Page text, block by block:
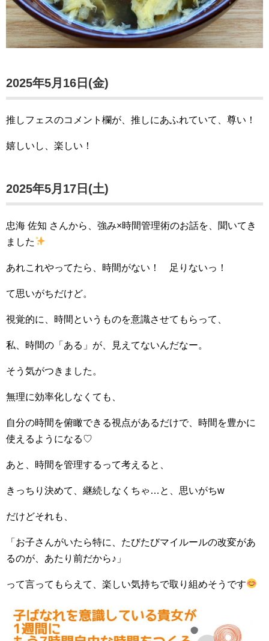
2025年5月16日(金)
推しフェスのコメント欄が、推しにあふれていて、尊い！
嬉しいし、楽しい！
2025年5月17日(土)
忠海 佐知 さんから、強み×時間管理術のお話を、聞いてき
ました
あれこれやってたら、時間がない！ 足りないっ！
て思いがちだけど。
視覚的に、時間というものを意識させてもらって、
私、時間の「ある」が、見えてないんだなー。
そう気がつきました。
無理に効率化しなくても、
自分の時間を俯瞰できる視点があるだけで、時間を豊かに
使えるようになる♡
あと、時間を管理するって考えると、
きっちり決めて、継続しなくちゃ…と、思いがちw
だけどそれも、
「お子さんがいたら特に、たびたびマイルールの改変があ
るのが、あたり前だから♪」
って言ってもらえて、楽しい気持ちで取り組めそうです